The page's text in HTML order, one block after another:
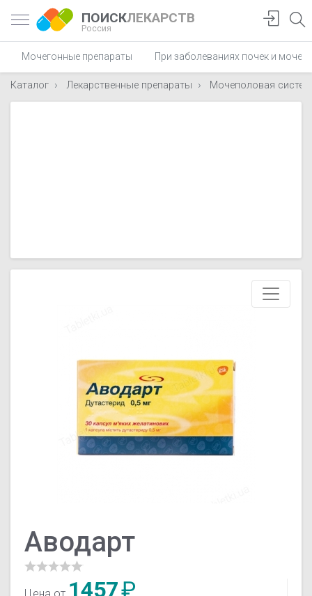
ПОИСКЛЕКАРСТВ
Россия
Мочегонные препараты При заболеваниях почек и
Каталог Лекарственные препараты Мочеполовая
Аводарт
1457₽